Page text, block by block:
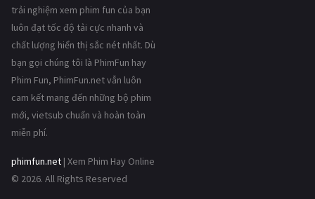
trải nghiệm xem phim fun của bạn
luôn đạt tốc độ tải cực nhanh và
chất lượng hiển thị sắc nét nhất. Dù
bạn gọi chúng tôi là PhimFun hay
Phim Fun, PhimFun.net vẫn luôn
cam kết mang đến những bộ phim
mới, vietsub chuẩn và hoàn toàn
miễn phí.
phimfun.net | Xem Phim Hay Online
© 2026. All Rights Reserved